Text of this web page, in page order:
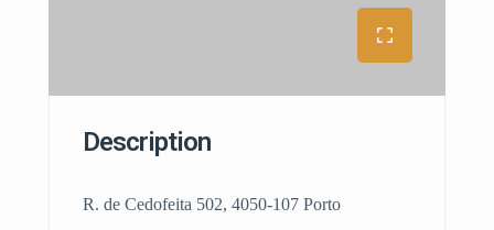
Description
R. de Cedofeita 502, 4050-107 Porto